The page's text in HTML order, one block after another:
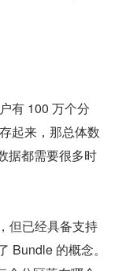
有 100 万个分
起来，那总体数
据都需要很多时
但已经具备支持
Bundle 的概念。